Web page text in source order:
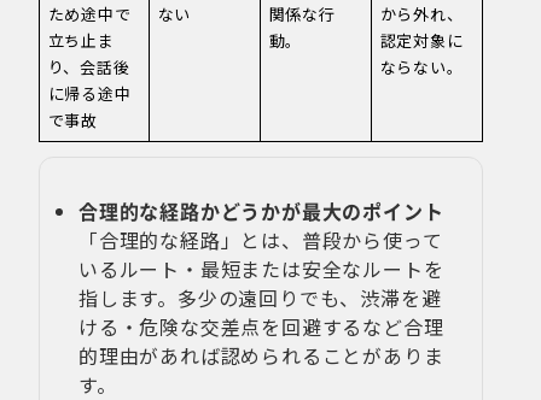
ため途中で
立ち止ま
り、会話後
に帰る途中
で事故
ない
関係な行
動。
から外れ、
認定対象に
ならない。
合理的な経路かどうかが最大のポイント
「合理的な経路」とは、普段から使って
いるルート・最短または安全なルートを
指します。多少の遠回りでも、渋滞を避
ける・危険な交差点を回避するなど合理
的理由があれば認められることがありま
す。